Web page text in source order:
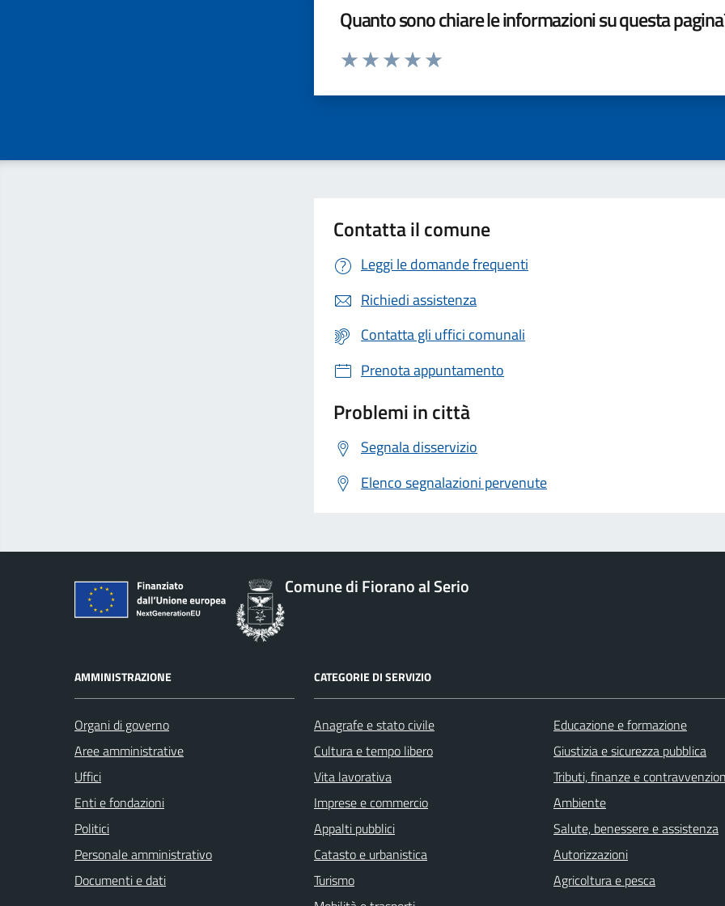
Quanto sono chiare le informazioni su questa
Valuta da 1 a 5 stelle la pagina
Contatta il comune
Leggi le domande frequenti
Richiedi assistenza
Contatta gli uffici comunali
Prenota appuntamento
Problemi in città
Segnala disservizio
Elenco segnalazioni pervenute
Comune di Fiorano al Serio
AMMINISTRAZIONE
Organi di governo
Aree amministrative
Uffici
Enti e fondazioni
Politici
Personale amministrativo
Documenti e dati
CATEGORIE DI SERVIZIO
Anagrafe e stato civile
Cultura e tempo libero
Vita lavorativa
Imprese e commercio
Appalti pubblici
Catasto e urbanistica
Turismo
Educazione e formazione
Giustizia e sicurezza pubblica
Tributi, finanze e
Ambiente
Salute, benessere e assistenza
Autorizzazioni
Agricoltura e pesca